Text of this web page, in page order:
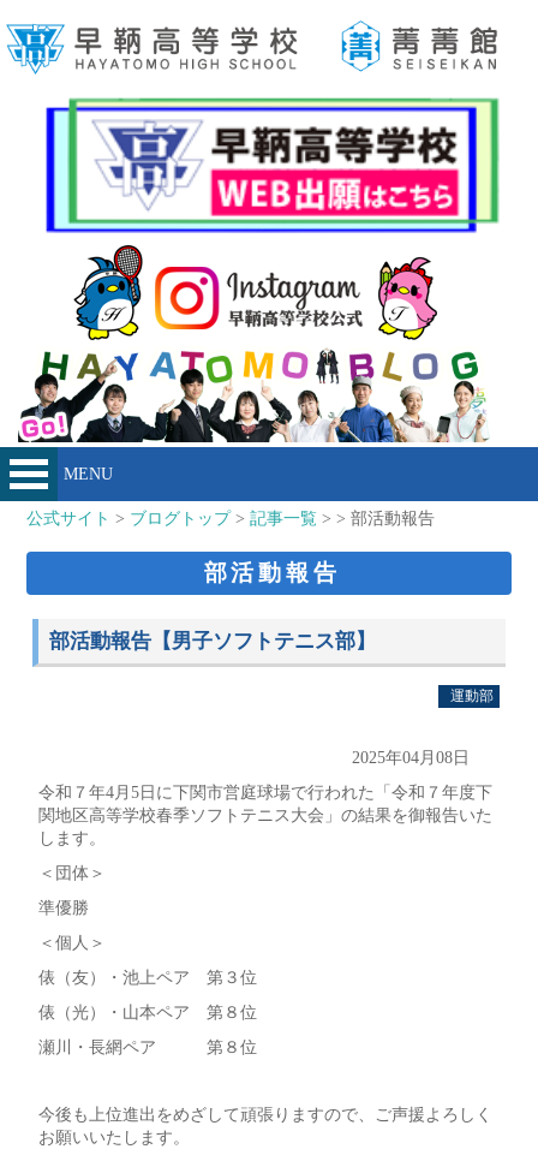
MENU
公式サイト > ブログトップ>記事一覧 > > 部活動報告
部活動報告
部活動報告【男子ソフトテニス部】
運動部
2025年04月08日
令和７年4月5日に下関市営庭球場で行われた「令和７年度下
関地区高等学校春季ソフトテニス大会」の結果を御報告いた
します。
＜団体＞
準優勝
＜個人＞
俵（友）・池上ペア 第３位
俵（光）・山本ペア 第８位
瀬川・長網ペア 第８位
今後も上位進出をめざして頑張りますので、ご声援よろしく
お願いいたします。